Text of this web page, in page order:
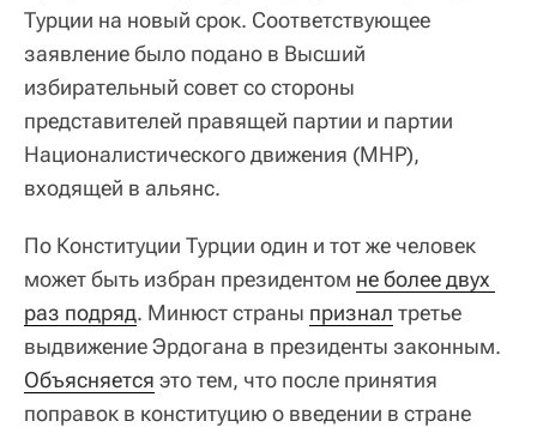
Турции на новый срок. Соответствующее
заявление было подано в Высший
избирательный совет со стороны
представителей правящей партии и партии
Националистического движения (MHP),
входящей в альянс.
По Конституции Турции один и тот же человек
может быть избран президентом не более двух
раз подряд. Минюст страны признал третье
выдвижение Эрдогана в президенты законным.
Объясняется это тем, что после принятия
поправок в конституцию о введении в стране